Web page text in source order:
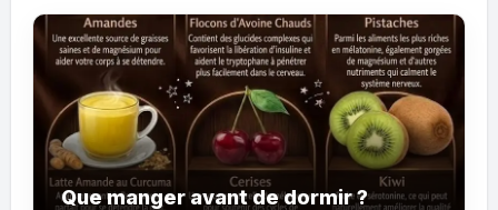
Que manger avant de dormir ?